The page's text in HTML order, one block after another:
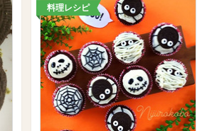
料理レシピ